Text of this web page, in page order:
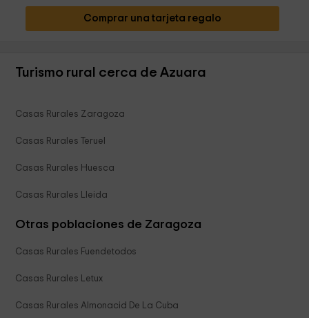
Comprar una tarjeta regalo
Turismo rural cerca de Azuara
Casas Rurales Zaragoza
Casas Rurales Teruel
Casas Rurales Huesca
Casas Rurales Lleida
Otras poblaciones de Zaragoza
Casas Rurales Fuendetodos
Casas Rurales Letux
Casas Rurales Almonacid De La Cuba